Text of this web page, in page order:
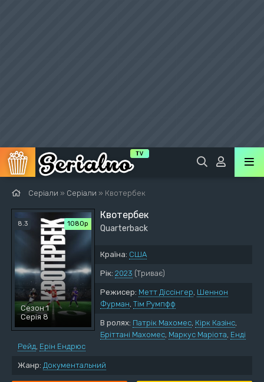
Серіали » Серіали » Квотербек
8.3 1080p
Сезон 1
Серія 8
Квотербек
Quarterback
Країна: США
Рік: 2023 (Триває)
Режисер: Метт Діссінгер, Шеннон
Фурман, Тім Румпфф
В ролях: Патрік Махомес, Кірк Казінс,
Бріттані Махомес, Маркус Маріота, Енді
Рейд, Ерін Ендрюс
Жанр: Документальний